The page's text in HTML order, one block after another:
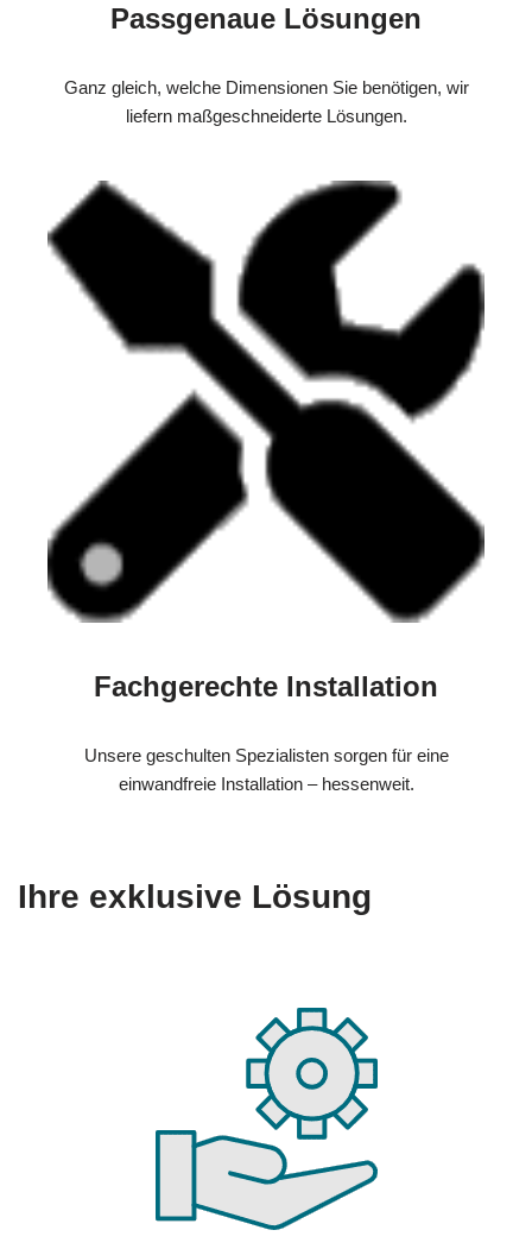
Passgenaue Lösungen
Ganz gleich, welche Dimensionen Sie benötigen, wir
liefern maßgeschneiderte Lösungen.
Fachgerechte Installation
Unsere geschulten Spezialisten sorgen für eine
einwandfreie Installation – hessenweit.
Ihre exklusive Lösung